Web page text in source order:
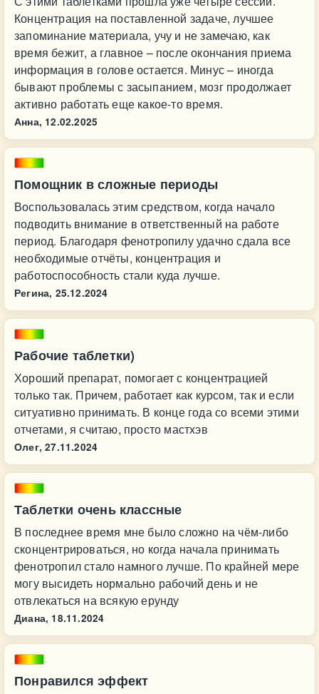
Концентрация на поставленной задаче, лучшее
запоминание материала, учу и не замечаю, как
время бежит, а главное – после окончания приема
информация в голове остается. Минус – иногда
бывают проблемы с засыпанием, мозг продолжает
активно работать еще какое-то время.
Анна, 12.02.2025
Помощник в сложные периоды
Воспользовалась этим средством, когда начало
подводить внимание в ответственный на работе
период. Благодаря фенотропилу удачно сдала все
необходимые отчёты, концентрация и
работоспособность стали куда лучше.
Регина, 25.12.2024
Рабочие таблетки)
Хороший препарат, помогает с концентрацией
только так. Причем, работает как курсом, так и если
ситуативно принимать. В конце года со всеми этими
отчетами, я считаю, просто мастхэв
Олег, 27.11.2024
Таблетки очень классные
В последнее время мне было сложно на чём-либо
сконцентрироваться, но когда начала принимать
фенотропил стало намного лучше. По крайней мере
могу высидеть нормально рабочий день и не
отвлекаться на всякую ерунду
Диана, 18.11.2024
Понравился эффект